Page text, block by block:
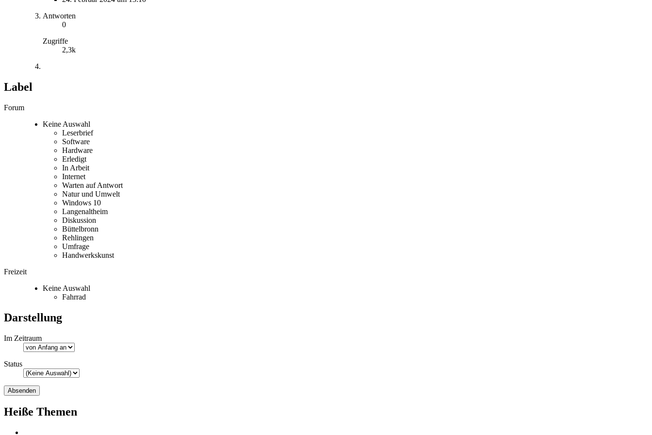
Antworten
0
Zugriffe
2,3k
Label
Forum
Keine Auswahl
Leserbrief
Software
Hardware
Erledigt
In Arbeit
Internet
Warten auf Antwort
Natur und Umwelt
Windows 10
Langenaltheim
Diskussion
Büttelbronn
Rehlingen
Umfrage
Handwerkskunst
Freizeit
Keine Auswahl
Fahrrad
Darstellung
Im Zeitraum
Status
Heiße Themen